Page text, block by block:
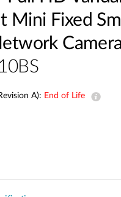
Mini Fixed
Camera
A): End of Life